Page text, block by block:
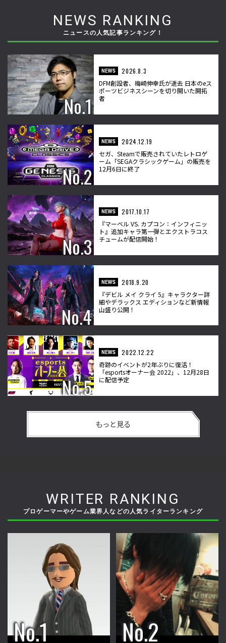
NEWS RANKING
ニュースの人気記事ランキング！
NEWS
2026.8.3
DFM創設者、梅崎伸幸氏が逝去 日本のeス
ポーツビジネスシーンを切り開いた開拓
者
NEWS
2024.12.19
セガ、Steamで販売されていたレトロゲ
ーム「SEGAクラシックゲーム」の販売を
12月6日に終了
NEWS
2017.10.17
『マーベル VS. カプコン：インフィニッ
ト』追加キャラ第一弾とエクストラコス
チュームが配信開始！
NEWS
2018.9.20
『デビル メイ クライ 5』キャラクター詳
細やデラックス エディションなど新情報
山盛り公開！
NEWS
2022.12.22
奇跡のイベントが2年ぶりに復活！
「esportsオーナー会 2022」、12月28日
に配信予定
もっと見る
WRITER RANKING
プロゲーマーやゲーム業界人などの人気ライターランキング